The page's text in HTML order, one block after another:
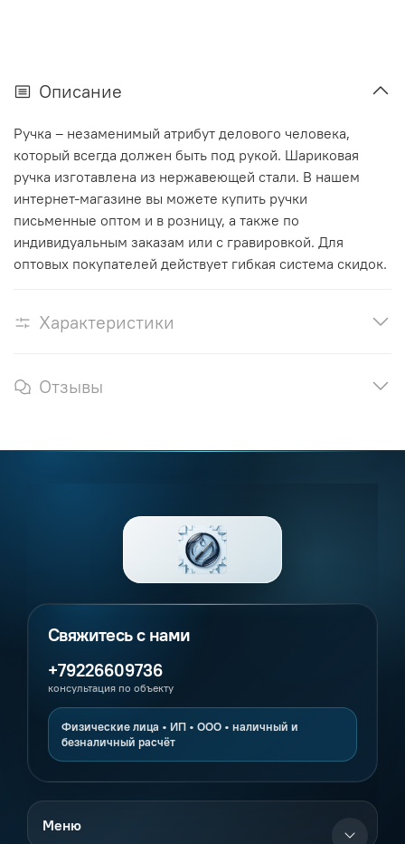
Описание
Ручка – незаменимый атрибут делового человека,
который всегда должен быть под рукой. Шариковая
ручка изготавлена из нержавеющей стали. В нашем
интернет-магазине вы можете купить ручки
письменные оптом и в розницу, а также по
индивидуальным заказам или с гравировкой. Для
оптовых покупателей действует гибкая система скидок.
Характеристики
Отзывы
Меню
+79226609736
консультация по объекту